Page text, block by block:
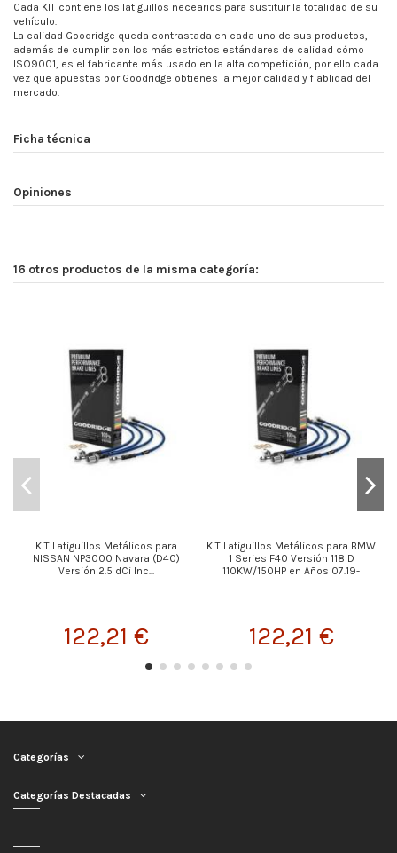
Cada KIT contiene los latiguillos necearios para sustituir la totalidad de su
vehículo.
La calidad Goodridge queda contrastada en cada uno de sus productos,
además de cumplir con los más estrictos estándares de calidad cómo
ISO9001, es el fabricante más usado en la alta competición, por ello cada
vez que apuestas por Goodridge obtienes la mejor calidad y fiablidad del
mercado.
Ficha técnica
Opiniones
16 otros productos de la misma categoría:
KIT Latiguillos Metálicos para
NISSAN NP3000 Navara (D40)
Versión 2.5 dCi Inc...
122,21 €
KIT Latiguillos Metálicos para BMW
1 Series F40 Versión 118 D
110KW/150HP en Años 07.19-
122,21 €
Categorías
Categorías Destacadas